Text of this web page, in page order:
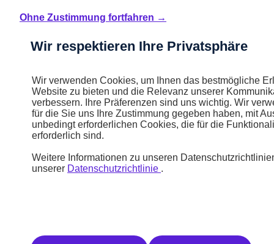
0 l/100km
CO2-Klasse: A
STELLANTIS &YOU HAMBURG LOKSTEDT
60.850 €
inkl. MwSt.
231,01 € /mtl. inkl. 19% MwSt.*
Ohne Zustimmung fortfahren →
Wir respektieren Ihre Privatsphäre
Wir verwenden Cookies, um Ihnen das bestmögliche
Website zu bieten und die Relevanz unserer
verbessern. Ihre Präferenzen sind uns wichtig. Wir
für die Sie uns Ihre Zustimmung gegeben haben, mit
unbedingt erforderlichen Cookies, die für die
erforderlich sind.
Weitere Informationen zu unseren
unserer Datenschutzrichtlinie .